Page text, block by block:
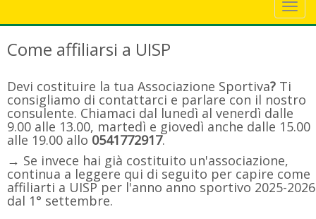
Come affiliarsi a UISP
Devi costituire la tua Associazione Sportiva? Ti
consigliamo di contattarci e parlare con il nostro
consulente. Chiamaci dal lunedì al venerdì dalle
9.00 alle 13.00, martedì e giovedì anche dalle 15.00
alle 19.00 allo 0541772917.
→ Se invece hai già costituito un'associazione,
continua a leggere qui di seguito per capire come
affiliarti a UISP per l'anno anno sportivo 2025-2026
dal 1° settembre.